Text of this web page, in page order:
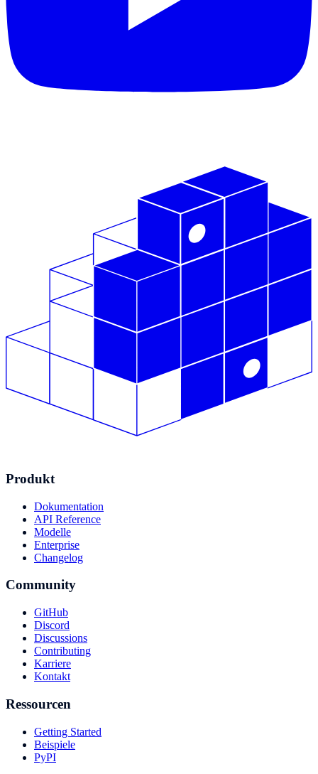
Produkt
Dokumentation
API Reference
Modelle
Enterprise
Changelog
Community
GitHub
Discord
Discussions
Contributing
Karriere
Kontakt
Ressourcen
Getting Started
Beispiele
PyPI